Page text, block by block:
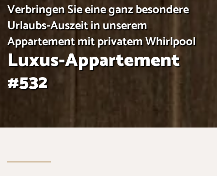
Verbringen Sie eine ganz besondere
Urlaubs-Auszeit in unserem
Appartement mit privatem Whirlpool
Luxus-Appartement
#532